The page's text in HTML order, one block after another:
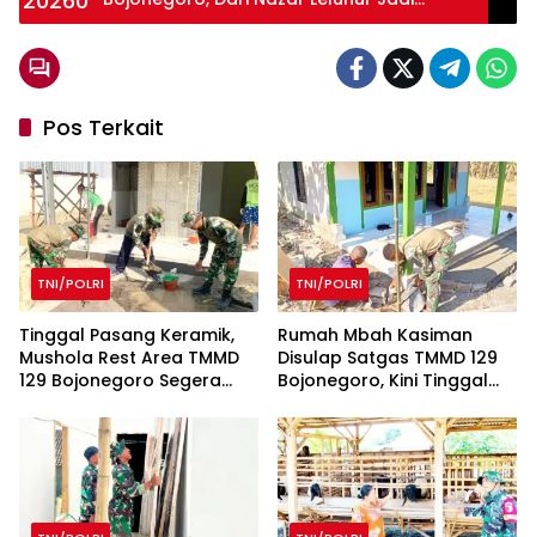
Tradisi Tahunan
Pos Terkait
TNI/POLRI
Tinggal Pasang Keramik,
Mushola Rest Area TMMD
129 Bojonegoro Segera
TNI/POLRI
Rumah Mbah Kasiman
Disulap Satgas TMMD 129
Bojonegoro, Kini Tinggal